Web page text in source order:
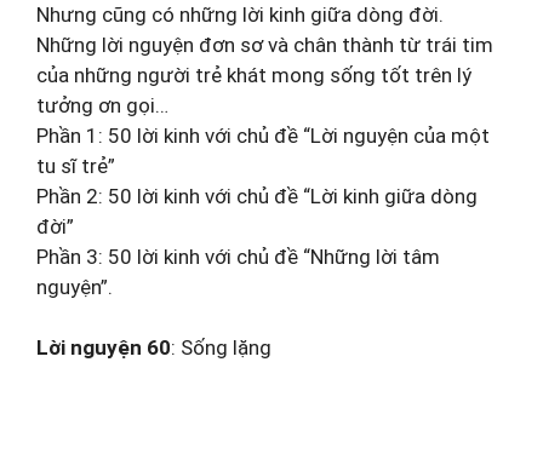
Nhưng cũng có những lời kinh giữa dòng đời.
Những lời nguyện đơn sơ và chân thành từ trái tim
của những người trẻ khát mong sống tốt trên lý
tưởng ơn gọi…
Phần 1: 50 lời kinh với chủ đề “Lời nguyện của một
tu sĩ trẻ”
Phần 2: 50 lời kinh với chủ đề “Lời kinh giữa dòng
đời”
Phần 3: 50 lời kinh với chủ đề “Những lời tâm
nguyện”.
Lời nguyện 60: Sống lặng